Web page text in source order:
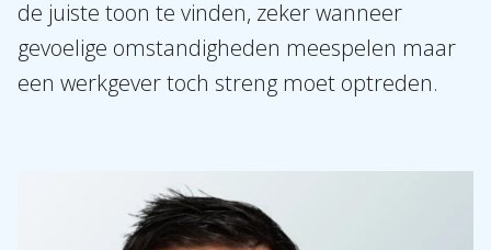
de juiste toon te vinden, zeker wanneer
gevoelige omstandigheden meespelen maar
een werkgever toch streng moet optreden.